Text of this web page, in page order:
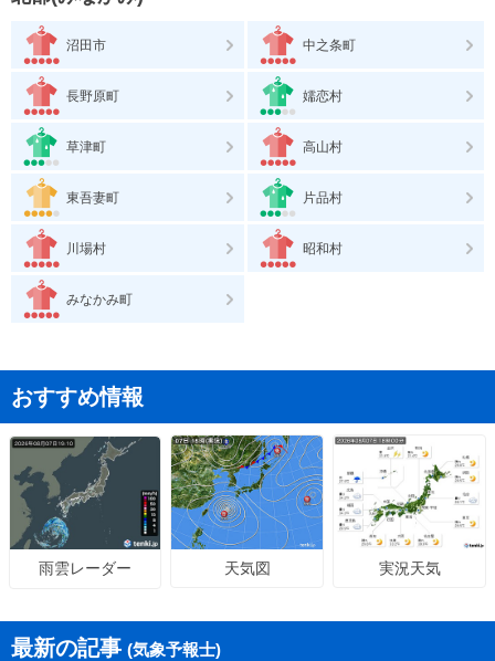
沼田市 中之条町
長野原町 嬬恋村
草津町 高山村
東吾妻町 片品村
川場村 昭和村
みなかみ町
おすすめ情報
雨雲レーダー 天気図 実況天気
最新の記事 (気象予報士)